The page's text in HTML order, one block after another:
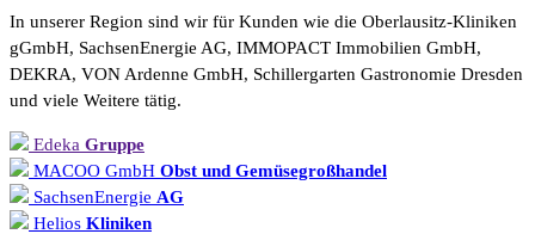
In unserer Region sind wir für Kunden wie die Oberlausitz-Kliniken
gGmbH, SachsenEnergie AG, IMMOPACT Immobilien GmbH,
DEKRA, VON Ardenne GmbH, Schillergarten Gastronomie Dresden
und viele Weitere tätig.
Edeka Gruppe
MACOO GmbH Obst und Gemüsegroßhandel
SachsenEnergie AG
Helios Kliniken